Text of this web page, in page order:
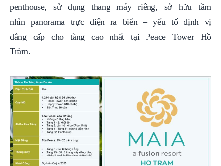
penthouse, sử dụng thang máy riêng, sở hữu tầm
nhìn panorama trực diện ra biển – yếu tố định vị
đẳng cấp cho tầng cao nhất tại Peace Tower Hồ
Tràm.